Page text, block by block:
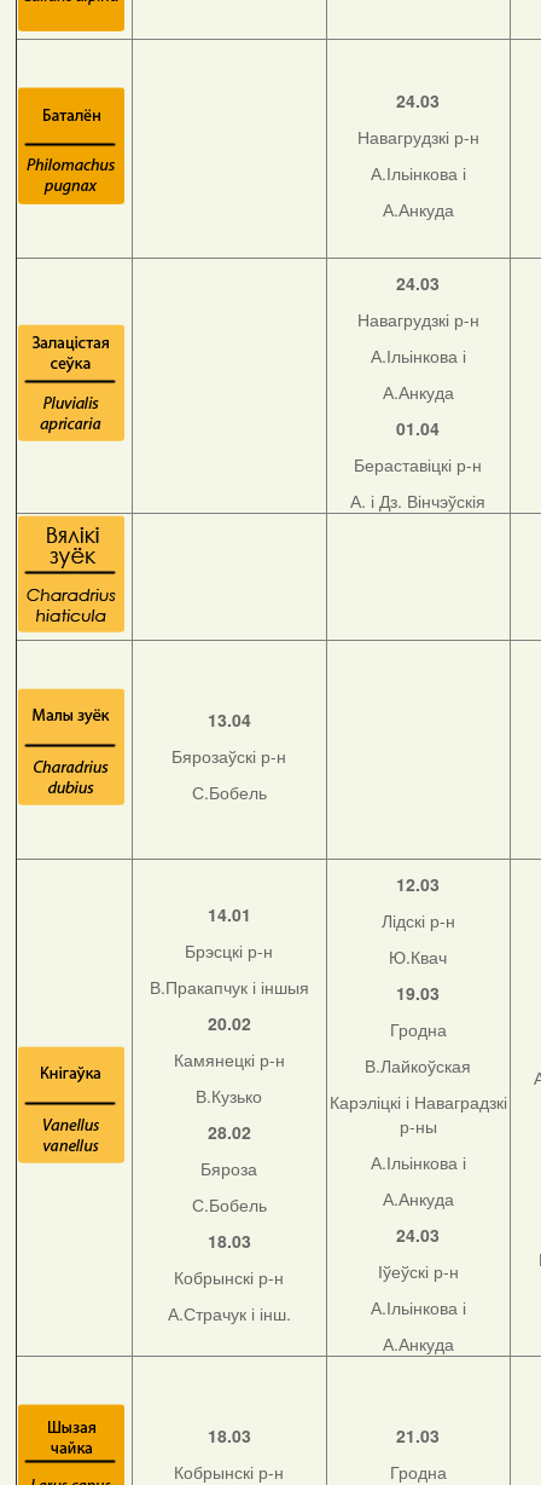
24.03
Навагрудзкі р-н
А.Ільінкова і
А.Анкуда
24.03
Навагрудзкі р-н
А.Ільінкова і
А.Анкуда
01.04
Бераставіцкі р-н
А. і Дз. Вінчэўскія
13.04
Бярозаўскі р-н
С.Бобель
14.01
Брэсцкі р-н
В.Пракапчук і іншыя
20.02
Камянецкі р-н
В.Кузько
28.02
Бяроза
С.Бобель
18.03
Кобрынскі р-н
А.Страчук і інш.
12.03
Лідскі р-н
Ю.Квач
19.03
Гродна
В.Лайкоўская
Карэліцкі і Наваградзкі
р-ны
А.Ільінкова і
А.Анкуда
24.03
Іўеўскі р-н
А.Ільінкова і
А.Анкуда
18.03
Кобрынскі р-н
21.03
Гродна